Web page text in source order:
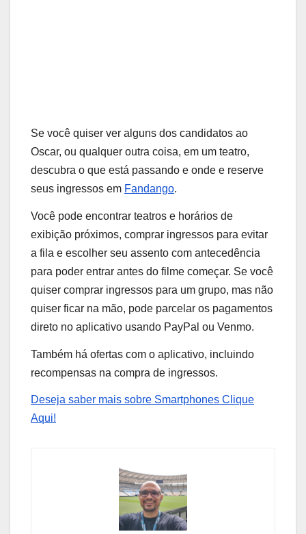
Se você quiser ver alguns dos candidatos ao
Oscar, ou qualquer outra coisa, em um teatro,
descubra o que está passando e onde e reserve
seus ingressos em Fandango.
Você pode encontrar teatros e horários de
exibição próximos, comprar ingressos para evitar
a fila e escolher seu assento com antecedência
para poder entrar antes do filme começar. Se você
quiser comprar ingressos para um grupo, mas não
quiser ficar na mão, pode parcelar os pagamentos
direto no aplicativo usando PayPal ou Venmo.
Também há ofertas com o aplicativo, incluindo
recompensas na compra de ingressos.
Deseja saber mais sobre Smartphones Clique
Aqui!